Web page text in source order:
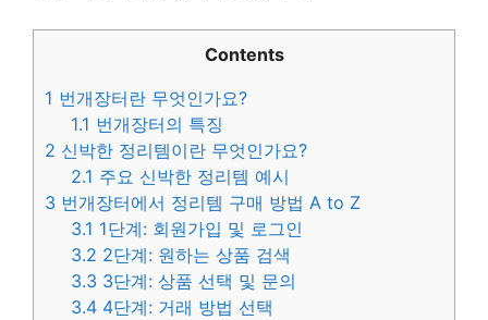
Contents
1 번개장터란 무엇인가요?
1.1 번개장터의 특징
2 신박한 정리템이란 무엇인가요?
2.1 주요 신박한 정리템 예시
3 번개장터에서 정리템 구매 방법 A to Z
3.1 1단계: 회원가입 및 로그인
3.2 2단계: 원하는 상품 검색
3.3 3단계: 상품 선택 및 문의
3.4 4단계: 거래 방법 선택